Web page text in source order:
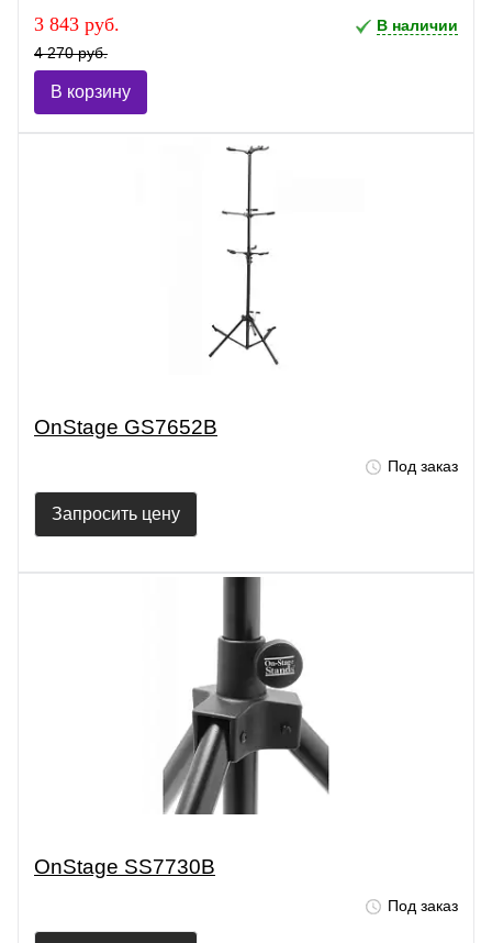
3 843 руб.
4 270 руб.
В наличии
В корзину
OnStage GS7652B
Под заказ
Запросить цену
OnStage SS7730B
Под заказ